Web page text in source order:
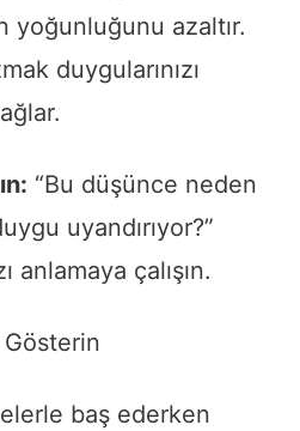
yoğunluğunu azaltır.
duygularınızı
“Bu düşünce neden
uyandırıyor?”
anlamaya çalışın.
baş ederken